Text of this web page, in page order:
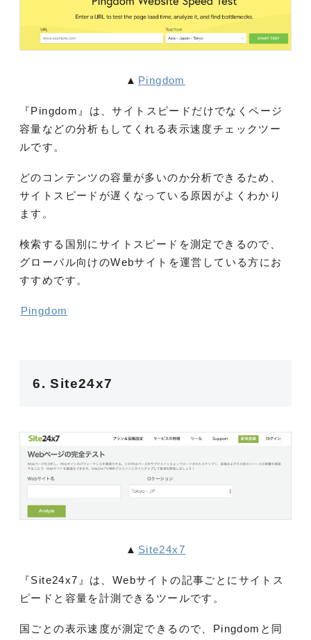
▲ Pingdom
『Pingdom』は、サイトスピードだけでなくページ
容量などの分析もしてくれる表示速度チェックツー
ルです。
どのコンテンツの容量が多いのか分析できるため、
サイトスピードが遅くなっている原因がよくわかり
ます。
検索する国別にサイトスピードを測定できるので、
グローバル向けのWebサイトを運営している方にお
すすめです。
Pingdom
6. Site24x7
▲ Site24x7
『Site24x7』は、Webサイトの記事ごとにサイトス
ピードと容量を計測できるツールです。
国ごとの表示速度が測定できるので、Pingdomと同